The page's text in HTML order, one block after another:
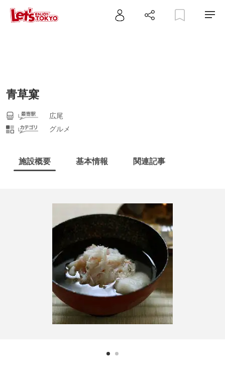
青草窠
広尾
グルメ
施設概要 基本情報 関連記事